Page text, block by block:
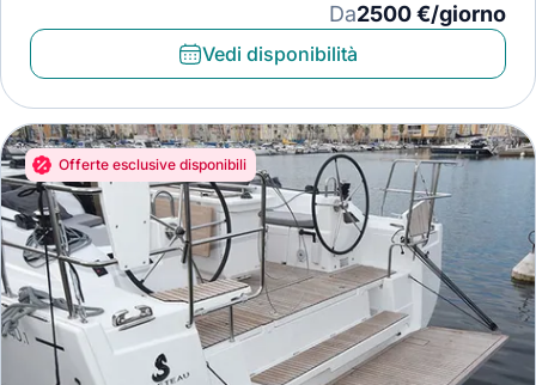
Da2500 €/giorno
Vedi disponibilità
Offerte esclusive disponibili